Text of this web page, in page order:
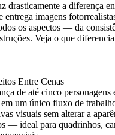
drasticamente a diferença
imagens
os aspectos — da
Veja o que
Entre Cenas
de até cinco personagens
um único fluxo de
visuais sem alterar a
— ideal para quadrinhos,